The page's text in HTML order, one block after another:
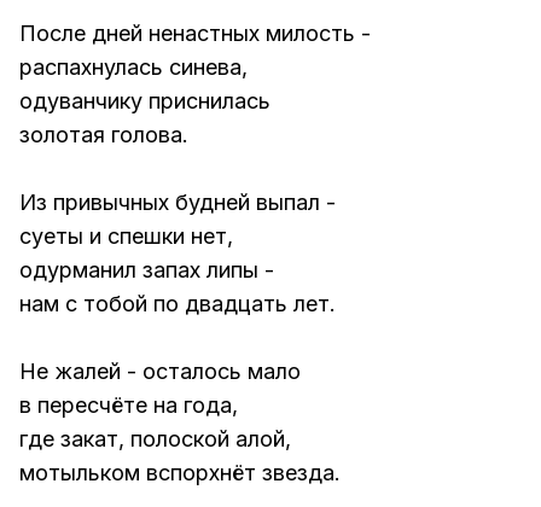
После дней ненастных милость -
распахнулась синева,
одуванчику приснилась
золотая голова.
Из привычных будней выпал -
суеты и спешки нет,
одурманил запах липы -
нам с тобой по двадцать лет.
Не жалей - осталось мало
в пересчёте на года,
где закат, полоской алой,
мотыльком вспорхнёт звезда.